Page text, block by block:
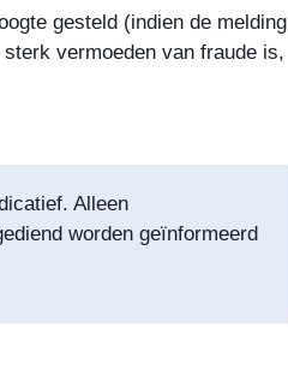
gesteld (indien de melding
vermoeden van fraude is,
Alleen
worden geïnformeerd